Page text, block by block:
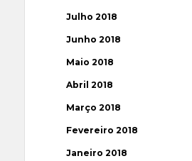
Julho 2018
Junho 2018
Maio 2018
Abril 2018
Março 2018
Fevereiro 2018
Janeiro 2018